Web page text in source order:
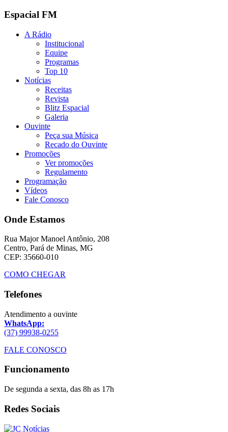
Espacial FM
A Rádio
Institucional
Equipe
Programas
Top 10
Notícias
Receitas
Revista
Blitz Espacial
Galeria
Ouvinte
Peça sua Música
Recado do Ouvinte
Promoções
Ver promoções
Regulamento
Programação
Vídeos
Fale Conosco
Onde Estamos
Rua Major Manoel Antônio, 208
Centro, Pará de Minas, MG
CEP: 35660-010
COMO CHEGAR
Telefones
Atendimento a ouvinte
WhatsApp:
(37) 99938-0255
FALE CONOSCO
Funcionamento
De segunda a sexta, das 8h as 17h
Redes Sociais